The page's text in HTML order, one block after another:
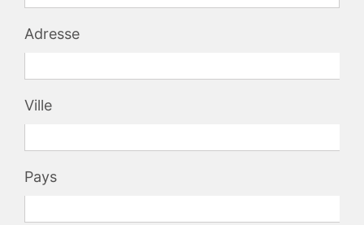
Adresse
Ville
Pays